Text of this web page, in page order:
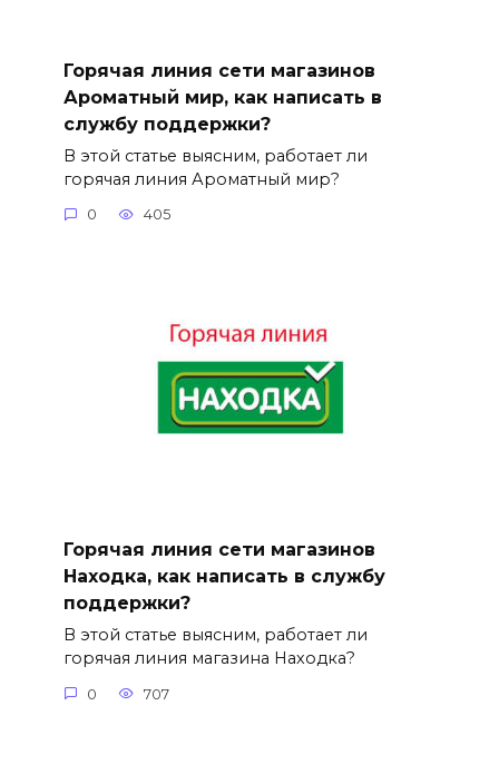
Горячая линия сети магазинов
Ароматный мир, как написать в
службу поддержки?
В этой статье выясним, работает ли
горячая линия Ароматный мир?
0 405
Горячая линия сети магазинов
Находка, как написать в службу
поддержки?
В этой статье выясним, работает ли
горячая линия магазина Находка?
0 707